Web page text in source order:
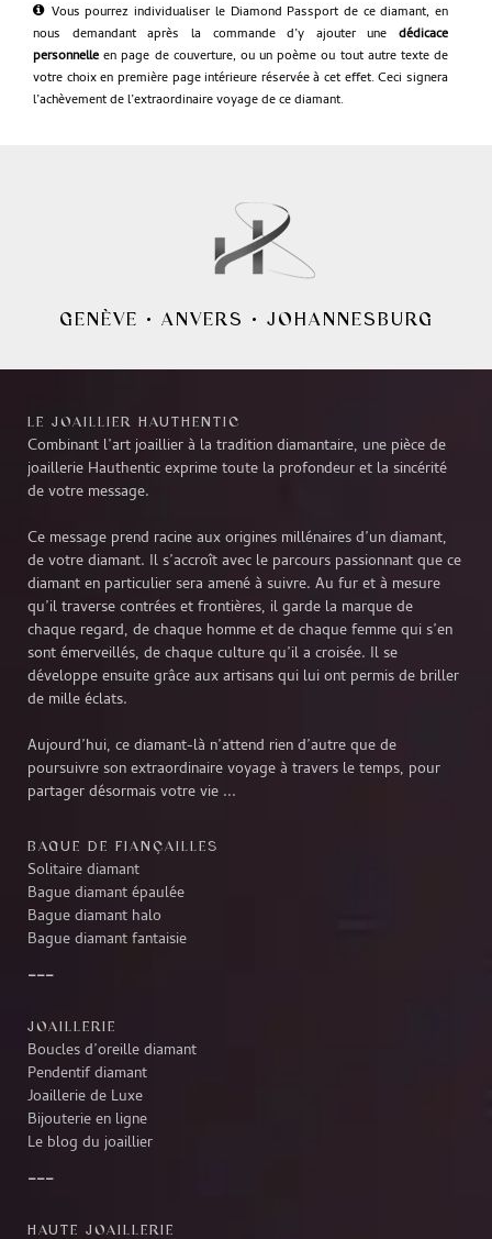
Vous pourrez individualiser le Diamond Passport de ce diamant, en
nous demandant après la commande d’y ajouter une dédicace
personnelle en page de couverture, ou un poème ou tout autre texte de
votre choix en première page intérieure réservée à cet effet. Ceci signera
l’achèvement de l’extraordinaire voyage de ce diamant.
GENÈVE • ANVERS • JOHANNESBURG
LE JOAILLIER HAUTHENTIC
Combinant l’art joaillier à la tradition diamantaire, une pièce de
joaillerie Hauthentic exprime toute la profondeur et la sincérité
de votre message.
Ce message prend racine aux origines millénaires d’un diamant,
de votre diamant. Il s’accroît avec le parcours passionnant que ce
diamant en particulier sera amené à suivre. Au fur et à mesure
qu’il traverse contrées et frontières, il garde la marque de
chaque regard, de chaque homme et de chaque femme qui s’en
sont émerveillés, de chaque culture qu’il a croisée. Il se
développe ensuite grâce aux artisans qui lui ont permis de briller
de mille éclats.
Aujourd’hui, ce diamant-là n’attend rien d’autre que de
poursuivre son extraordinaire voyage à travers le temps, pour
partager désormais votre vie ...
BAGUE DE FIANÇAILLES
Solitaire diamant
Bague diamant épaulée
Bague diamant halo
Bague diamant fantaisie
JOAILLERIE
Boucles d’oreille diamant
Pendentif diamant
Joaillerie de Luxe
Bijouterie en ligne
Le blog du joaillier
HAUTE JOAILLERIE